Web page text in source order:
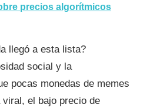
precios algorítmicos
llegó a esta lista?
social y la
pocas monedas de memes
el bajo precio de